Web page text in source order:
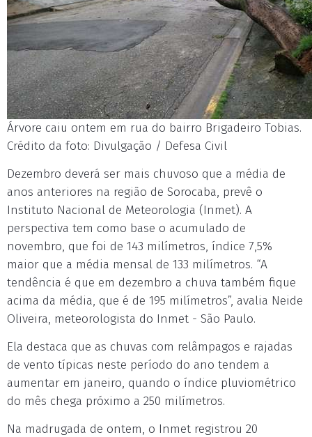
Árvore caiu ontem em rua do bairro Brigadeiro Tobias.
Crédito da foto: Divulgação / Defesa Civil
Dezembro deverá ser mais chuvoso que a média de
anos anteriores na região de Sorocaba, prevê o
Instituto Nacional de Meteorologia (Inmet). A
perspectiva tem como base o acumulado de
novembro, que foi de 143 milímetros, índice 7,5%
maior que a média mensal de 133 milímetros. “A
tendência é que em dezembro a chuva também fique
acima da média, que é de 195 milímetros”, avalia Neide
Oliveira, meteorologista do Inmet - São Paulo.
Ela destaca que as chuvas com relâmpagos e rajadas
de vento típicas neste período do ano tendem a
aumentar em janeiro, quando o índice pluviométrico
do mês chega próximo a 250 milímetros.
Na madrugada de ontem, o Inmet registrou 20